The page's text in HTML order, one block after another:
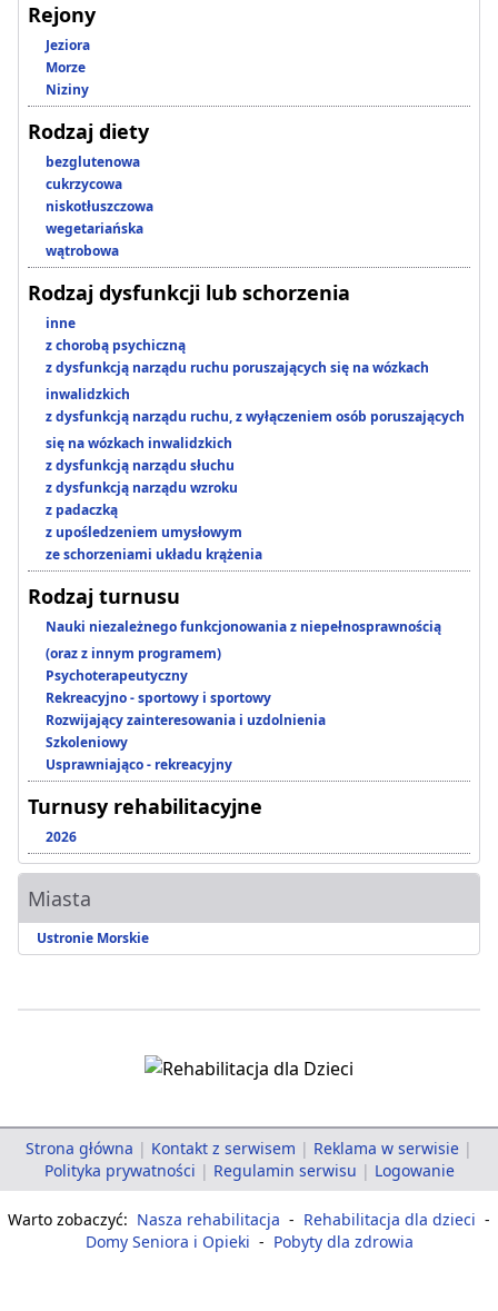
Rejony
Jeziora
Morze
Niziny
Rodzaj diety
bezglutenowa
cukrzycowa
niskotłuszczowa
wegetariańska
wątrobowa
Rodzaj dysfunkcji lub schorzenia
inne
z chorobą psychiczną
z dysfunkcją narządu ruchu poruszających się na wózkach
inwalidzkich
z dysfunkcją narządu ruchu, z wyłączeniem osób poruszających
się na wózkach inwalidzkich
z dysfunkcją narządu słuchu
z dysfunkcją narządu wzroku
z padaczką
z upośledzeniem umysłowym
ze schorzeniami układu krążenia
Rodzaj turnusu
Nauki niezależnego funkcjonowania z niepełnosprawnością
(oraz z innym programem)
Psychoterapeutyczny
Rekreacyjno - sportowy i sportowy
Rozwijający zainteresowania i uzdolnienia
Szkoleniowy
Usprawniająco - rekreacyjny
Turnusy rehabilitacyjne
2026
Miasta
Ustronie Morskie
Strona główna | Kontakt z serwisem | Reklama w serwisie |
Polityka prywatności | Regulamin serwisu | Logowanie
Warto zobaczyć: Nasza rehabilitacja - Rehabilitacja dla dzieci -
Domy Seniora i Opieki - Pobyty dla zdrowia